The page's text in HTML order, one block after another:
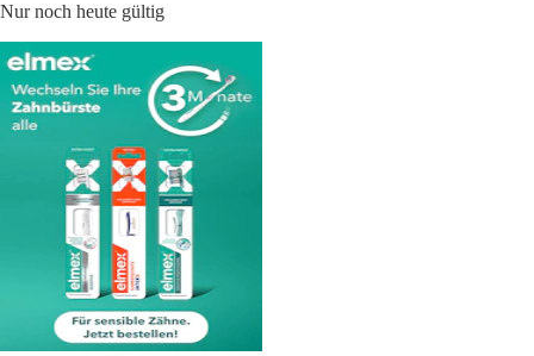
Nur noch heute gültig